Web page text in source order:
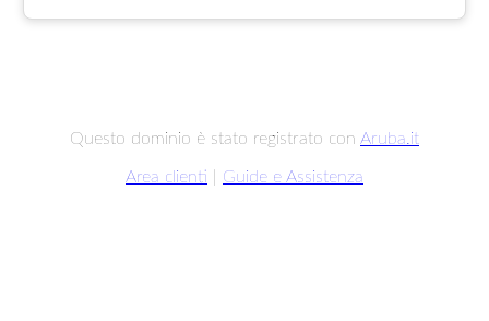
Questo dominio è stato registrato con Aruba.it
Area clienti Guide e Assistenza